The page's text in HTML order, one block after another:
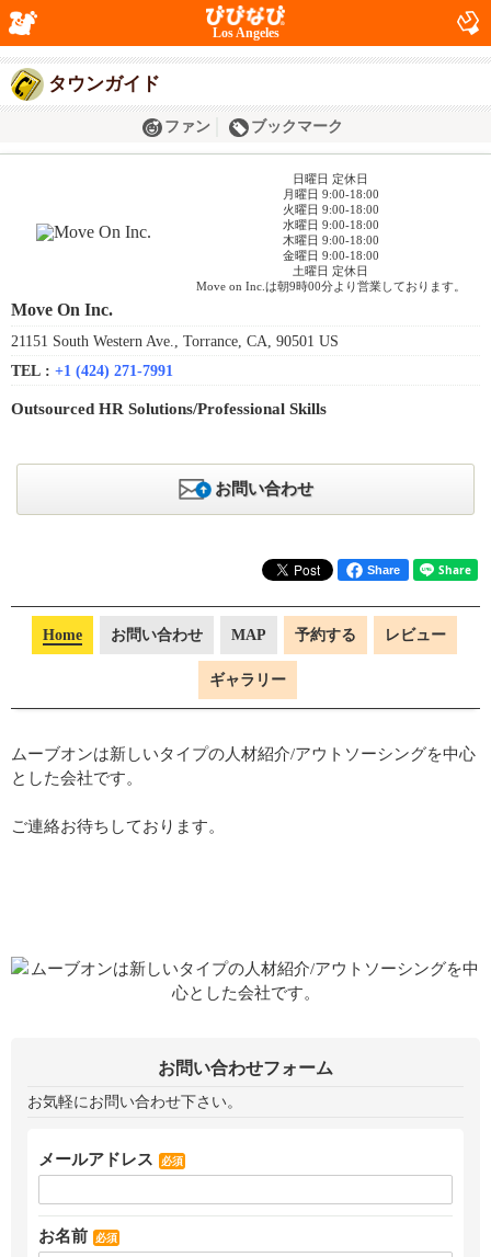
Los Angeles
タウンガイド
ファン ブックマーク
日曜日 定休日
月曜日 9:00-18:00
火曜日 9:00-18:00
水曜日 9:00-18:00
木曜日 9:00-18:00
金曜日 9:00-18:00
土曜日 定休日
Move on Inc.は朝9時00分より営業しております。
Move On Inc.
21151 South Western Ave., Torrance, CA, 90501 US
TEL : +1 (424) 271-7991
Outsourced HR Solutions/Professional Skills
お問い合わせ
Share
Home お問い合わせ MAP 予約する レビュー
ギャラリー
ムーブオンは新しいタイプの人材紹介/アウトソーシングを中心
とした会社です。
ご連絡お待ちしております。
お問い合わせフォーム
お気軽にお問い合わせ下さい。
メールアドレス 必須
お名前 必須